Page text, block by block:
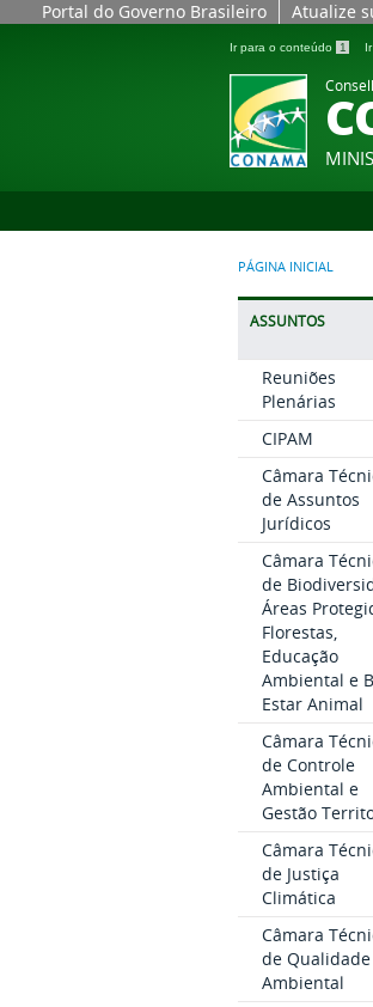
Portal do Governo Brasileiro Atualize
Ir para o conteúdo 1
PÁGINA INICIAL
ASSUNTOS
Reuniões
Plenárias
CIPAM
Câmara
de Assuntos
Jurídicos
Câmara
de
Áreas
Florestas,
Educação
Ambiental e
Estar Animal
Câmara
de Controle
Ambiental e
Gestão
Câmara
de Justiça
Climática
Câmara
de Qualidade
Ambiental